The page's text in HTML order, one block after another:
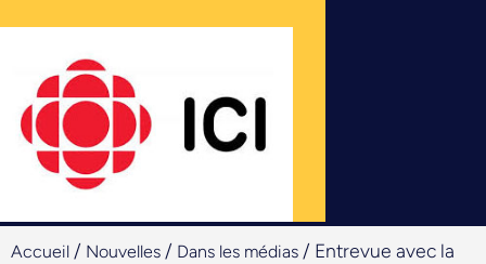
Accueil / Nouvelles / Dans les médias / Entrevue avec la